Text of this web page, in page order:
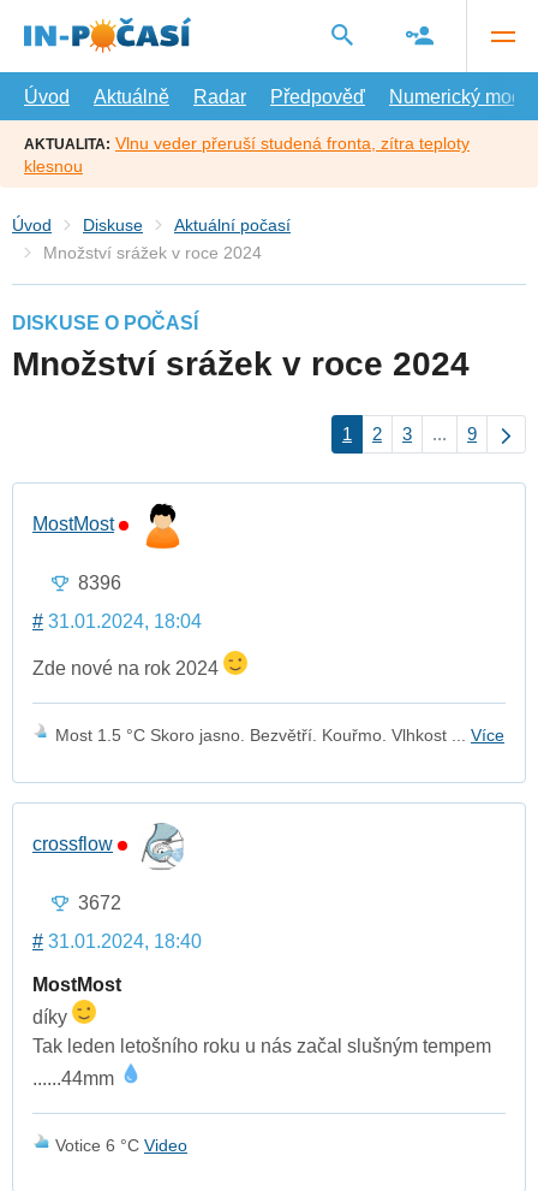
hlavní
Úvod
Aktuálně Radar Předpověď Numerický model
AKTUALITA: Vlnu veder přeruší studená fronta, zítra teploty
klesnou
Úvod Diskuse
Aktuální počasí
Množství srážek v roce 2024
DISKUSE O POČASÍ
Množství srážek v roce 2024
1 2 3 ... 9
MostMost
8396
# 31.01.2024, 18:04
Zde nové na rok 2024
Most 1.5 °C Skoro jasno. Bezvětří. Kouřmo. Vlhkost ... Více
crossflow
3672
# 31.01.2024, 18:40
MostMost
díky
Tak leden letošního roku u nás začal slušným tempem
......44mm
Votice 6 °C Video